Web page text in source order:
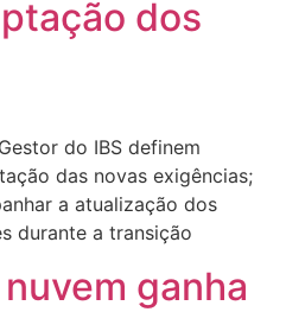
dos
do IBS definem
das novas exigências;
a atualização dos
durante a transição
ganha